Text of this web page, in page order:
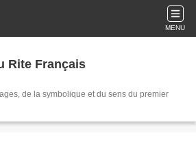
MENU
Rite Français
de la symbolique et du sens du premier